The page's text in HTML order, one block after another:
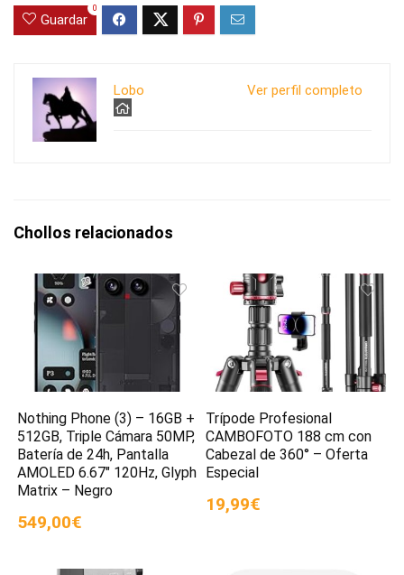
Guardar
0
Ver perfil completo
Lobo
Chollos relacionados
Nothing Phone (3) – 16GB +
512GB, Triple Cámara 50MP,
Batería de 24h, Pantalla
AMOLED 6.67″ 120Hz, Glyph
Matrix – Negro
549,00€
Trípode Profesional
CAMBOFOTO 188 cm con
Cabezal de 360° – Oferta
Especial
19,99€